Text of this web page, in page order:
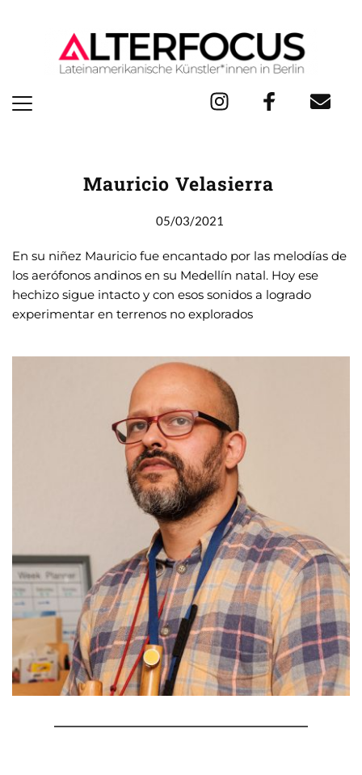
Mauricio Velasierra
05/03/2021
En su niñez Mauricio fue encantado por las melodías de
los aerófonos andinos en su Medellín natal. Hoy ese
hechizo sigue intacto y con esos sonidos a logrado
experimentar en terrenos no explorados